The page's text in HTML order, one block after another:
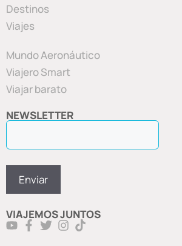
Destinos
Viajes
Mundo Aeronáutico
Viajero Smart
Viajar barato
NEWSLETTER
VIAJEMOS JUNTOS